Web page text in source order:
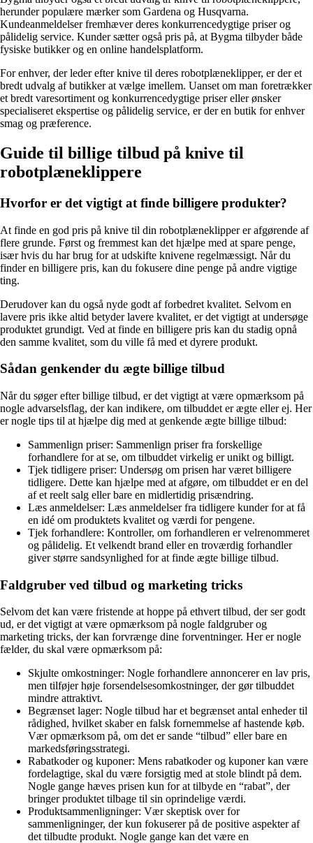
herunder populære mærker som Gardena og Husqvarna.
Kundeanmeldelser fremhæver deres konkurrencedygtige priser og
pålidelig service. Kunder sætter også pris på, at Bygma tilbyder både
fysiske butikker og en online handelsplatform.
For enhver, der leder efter knive til deres robotplæneklipper, er der et
bredt udvalg af butikker at vælge imellem. Uanset om man foretrækker
et bredt varesortiment og konkurrencedygtige priser eller ønsker
specialiseret ekspertise og pålidelig service, er der en butik for enhver
smag og præference.
Guide til billige tilbud på knive til
robotplæneklippere
Hvorfor er det vigtigt at finde billigere produkter?
At finde en god pris på knive til din robotplæneklipper er afgørende af
flere grunde. Først og fremmest kan det hjælpe med at spare penge,
især hvis du har brug for at udskifte knivene regelmæssigt. Når du
finder en billigere pris, kan du fokusere dine penge på andre vigtige
ting.
Derudover kan du også nyde godt af forbedret kvalitet. Selvom en
lavere pris ikke altid betyder lavere kvalitet, er det vigtigt at undersøge
produktet grundigt. Ved at finde en billigere pris kan du stadig opnå
den samme kvalitet, som du ville få med et dyrere produkt.
Sådan genkender du ægte billige tilbud
Når du søger efter billige tilbud, er det vigtigt at være opmærksom på
nogle advarselsflag, der kan indikere, om tilbuddet er ægte eller ej. Her
er nogle tips til at hjælpe dig med at genkende ægte billige tilbud:
Sammenlign priser: Sammenlign priser fra forskellige
forhandlere for at se, om tilbuddet virkelig er unikt og billigt.
Tjek tidligere priser: Undersøg om prisen har været billigere
tidligere. Dette kan hjælpe med at afgøre, om tilbuddet er en del
af et reelt salg eller bare en midlertidig prisændring.
Læs anmeldelser: Læs anmeldelser fra tidligere kunder for at få
en idé om produktets kvalitet og værdi for pengene.
Tjek forhandlere: Kontroller, om forhandleren er velrenommeret
og pålidelig. Et velkendt brand eller en troværdig forhandler
giver større sandsynlighed for at finde ægte billige tilbud.
Faldgruber ved tilbud og marketing tricks
Selvom det kan være fristende at hoppe på ethvert tilbud, der ser godt
ud, er det vigtigt at være opmærksom på nogle faldgruber og
marketing tricks, der kan forvrænge dine forventninger. Her er nogle
fælder, du skal være opmærksom på:
Skjulte omkostninger: Nogle forhandlere annoncerer en lav pris,
men tilføjer høje forsendelsesomkostninger, der gør tilbuddet
mindre attraktivt.
Begrænset lager: Nogle tilbud har et begrænset antal enheder til
rådighed, hvilket skaber en falsk fornemmelse af hastende køb.
Vær opmærksom på, om det er sande “tilbud” eller bare en
markedsføringsstrategi.
Rabatkoder og kuponer: Mens rabatkoder og kuponer kan være
fordelagtige, skal du være forsigtig med at stole blindt på dem.
Nogle gange hæves prisen kun for at tilbyde en “rabat”, der
bringer produktet tilbage til sin oprindelige værdi.
Produktsammenligninger: Vær skeptisk over for
sammenligninger, der kun fokuserer på de positive aspekter af
det tilbudte produkt. Nogle gange kan det være en